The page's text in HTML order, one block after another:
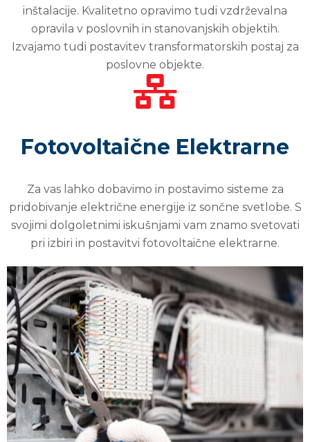
inštalacije. Kvalitetno opravimo tudi vzdrževalna
opravila v poslovnih in stanovanjskih objektih.
Izvajamo tudi postavitev transformatorskih postaj za
poslovne objekte.
Fotovoltaične Elektrarne
Za vas lahko dobavimo in postavimo sisteme za
pridobivanje električne energije iz sončne svetlobe. S
svojimi dolgoletnimi iskušnjami vam znamo svetovati
pri izbiri in postavitvi fotovoltaične elektrarne.